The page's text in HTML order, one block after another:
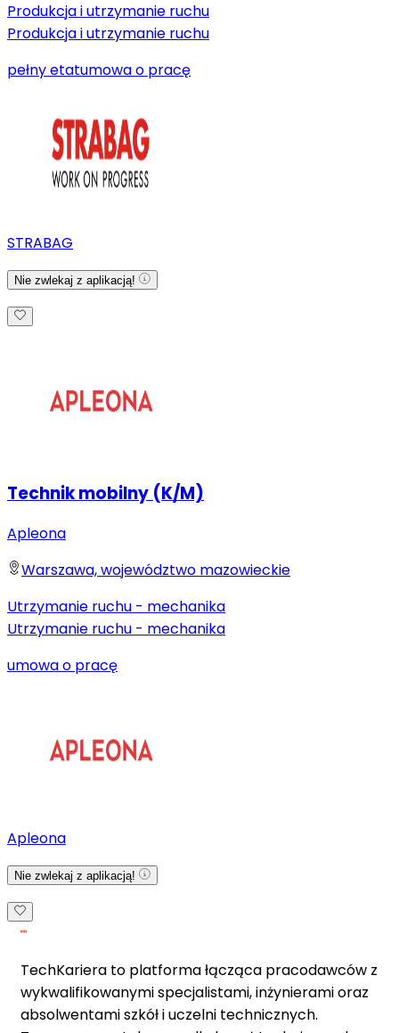
Produkcja i utrzymanie ruchu
Produkcja i utrzymanie ruchu
pełny etatumowa o pracę
STRABAG
Nie zwlekaj z aplikacją!
Technik mobilny (K/M)
Apleona
Warszawa, województwo mazowieckie
Utrzymanie ruchu - mechanika
Utrzymanie ruchu - mechanika
umowa o pracę
Apleona
Nie zwlekaj z aplikacją!
TechKariera to platforma łącząca pracodawców z
wykwalifikowanymi specjalistami, inżynierami oraz
absolwentami szkół i uczelni technicznych.